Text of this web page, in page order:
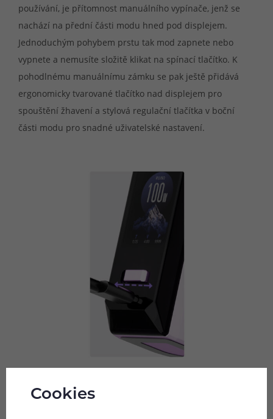
používání, je přítomnost manuálního vypínače, jenž se
nachází na přední části modu hned pod displejem.
Jednoduchým pohybem prstu tak mod zapnete nebo
vypnete a nemusíte složitě klikat na spínací tlačítko. K
pohodlnému manuálnímu zámku se pak ještě přidává
ergonomicky tvarované tlačítko nad displejem pro
spouštění žhavení a stylová regulační tlačítka v boční
části modu pro snadné uživatelské nastavení.
Nejmodernější čipset Quest X 3.0
Cookies